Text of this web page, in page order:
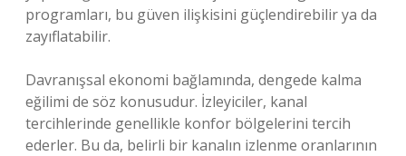
programları, bu güven ilişkisini güçlendirebilir ya da
zayıflatabilir.
Davranışsal ekonomi bağlamında, dengede kalma
eğilimi de söz konusudur. İzleyiciler, kanal
tercihlerinde genellikle konfor bölgelerini tercih
ederler. Bu da, belirli bir kanalın izlenme oranlarının